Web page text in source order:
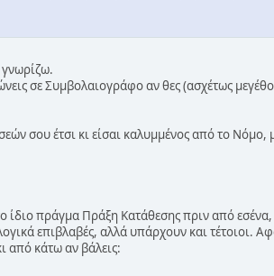
γνωρίζω.
σε Συμβολαιογράφο αν θες (ασχέτως
σου έτσι κι είσαι καλυμμένος από το Νόμο,
ίδιο πράγμα Πράξη Κατάθεσης πριν από
επιβλαβές, αλλά υπάρχουν και τέτοιοι.
από κάτω αν βάλεις: